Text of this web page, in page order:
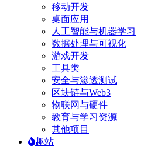
移动开发
桌面应用
人工智能与机器学习
数据处理与可视化
游戏开发
工具类
安全与渗透测试
区块链与Web3
物联网与硬件
教育与学习资源
其他项目
趣站